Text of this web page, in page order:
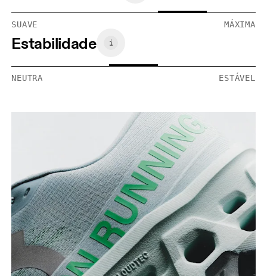
SUAVE MÁXIMA
Estabilidade
NEUTRA ESTÁVEL